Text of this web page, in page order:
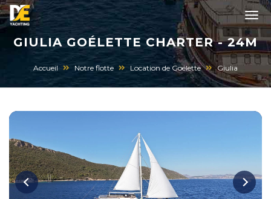
GIULIA GOÉLETTE CHARTER - 24M
Accueil Notre flotte Location de Goélette Giulia